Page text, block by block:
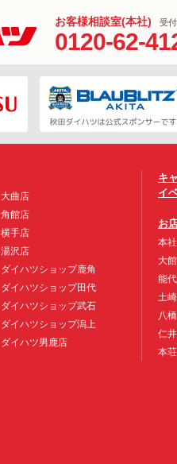
お客様相談室(本社) 受
0120-62-
大曲店
角館店
横手店
湯沢店
ダイハツショップ鹿角
ダイハツショップ田代
ダイハツショップ武石
ダイハツショップ潟上
ダイハツ男鹿店
キ
イ
お
本社
大
能
土
八
仁
本